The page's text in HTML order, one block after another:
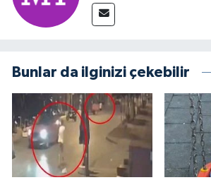
Bunlar da ilginizi çekebilir